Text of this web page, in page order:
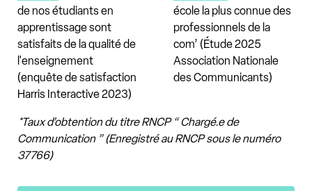
de nos étudiants en
apprentissage sont
satisfaits de la qualité de
l'enseignement
(enquête de satisfaction
Harris Interactive 2023)
école la plus connue des
professionnels de la
com’ (Étude 2025
Association Nationale
des Communicants)
*Taux d’obtention du titre RNCP “ Chargé.e de
Communication ” (Enregistré au RNCP sous le numéro
37766)